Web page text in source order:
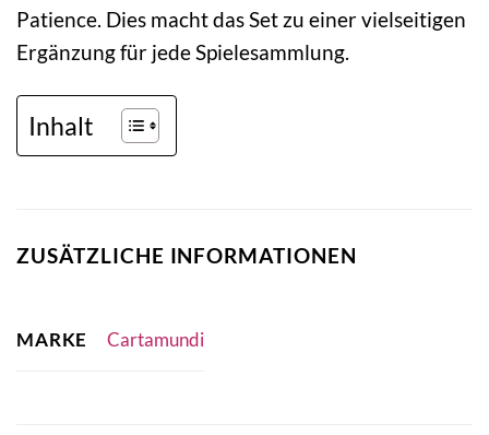
Patience. Dies macht das Set zu einer vielseitigen
Ergänzung für jede Spielesammlung.
Inhalt
ZUSÄTZLICHE INFORMATIONEN
MARKE Cartamundi